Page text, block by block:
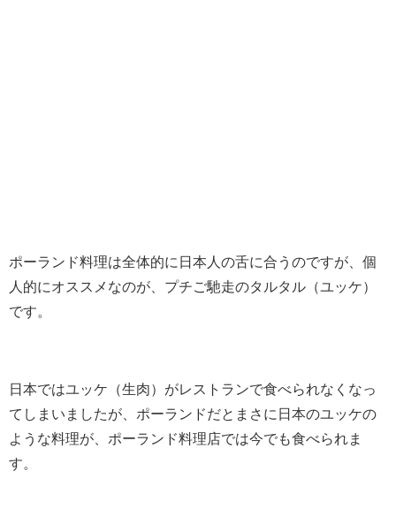
ポーランド料理は全体的に日本人の舌に合うのですが、個
人的にオススメなのが、プチご馳走のタルタル（ユッケ）
です。
日本ではユッケ（生肉）がレストランで食べられなくなっ
てしまいましたが、ポーランドだとまさに日本のユッケの
ような料理が、ポーランド料理店では今でも食べられま
す。